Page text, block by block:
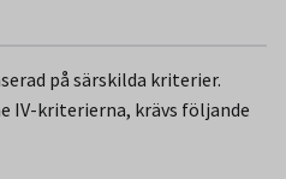
på särskilda kriterier.
IV-kriterierna, krävs följande